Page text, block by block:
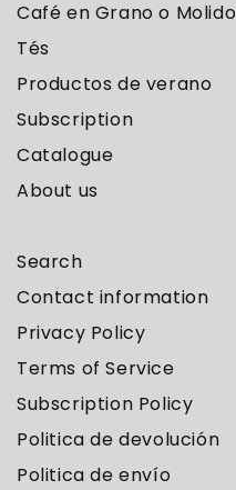
Café en Grano o Molido
Tés
Productos de verano
Subscription
Catalogue
About us
Search
Contact information
Privacy Policy
Terms of Service
Subscription Policy
Politica de devolución
Politica de envío